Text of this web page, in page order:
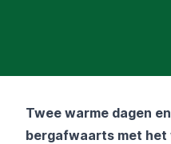
Twee warme dagen
bergafwaarts met het